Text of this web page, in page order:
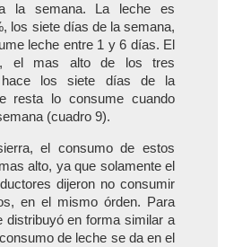
semana. La leche es
los siete días de la semana,
leche entre 1 y 6 días. El
el mas alto de los tres
hace los siete días de la
resta lo consume cuando
(cuadro 9).
el consumo de estos
alto, ya que solamente el
dijeron no consumir
en el mismo órden. Para
distribuyó en forma similar a
de leche se da en el